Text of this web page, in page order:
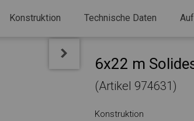
Konstruktion Technische Daten
6x22 m
(Artikel 974631)
Konstruktion